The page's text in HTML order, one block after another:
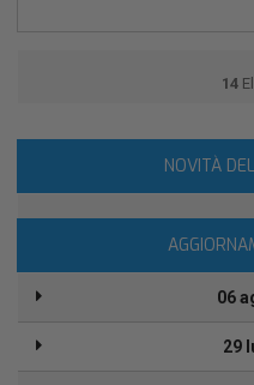
14
NOVITÀ
06
29